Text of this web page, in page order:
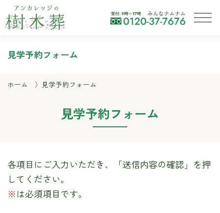
見学予約フォーム
ホーム 見学予約フォーム
見学予約フォーム
各項目にご入力いただき、「送信内容の確認」を押
してください。
※は必須項目です。